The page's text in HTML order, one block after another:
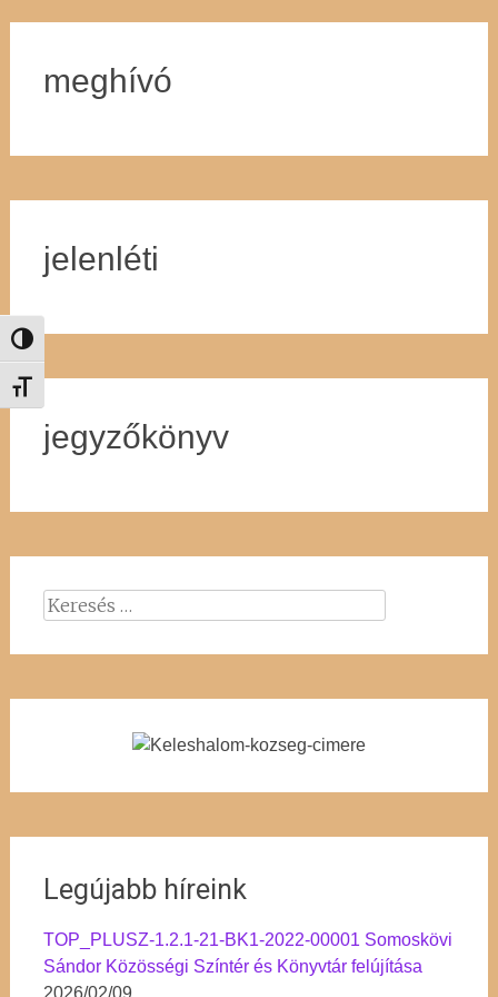
Nagy kontraszt váltása
Betűméret váltása
meghívó
jelenléti
jegyzőkönyv
Keresés:
Legújabb híreink
TOP_PLUSZ-1.2.1-21-BK1-2022-00001 Somoskövi
Sándor Közösségi Színtér és Könyvtár felújítása
2026/02/09